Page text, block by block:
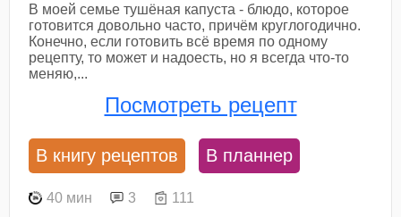
В моей семье тушёная капуста - блюдо, которое
готовится довольно часто, причём круглогодично.
Конечно, если готовить всё время по одному
рецепту, то может и надоесть, но я всегда что-то
меняю,...
Посмотреть рецепт
В книгу рецептов В планнер
40 мин 3 111